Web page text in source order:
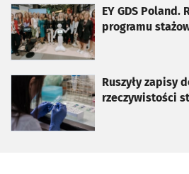
EY GDS Poland.
programu
otworzy się w nowej karcie
Ruszyły zapisy
rzeczywistości
otworzy się w nowej karcie